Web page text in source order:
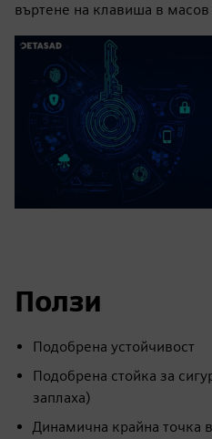
въртене на клавиша в
Ползи
Подобрена устойчивост
Подобрена стойка за
заплаха)
Динамична крайна точка